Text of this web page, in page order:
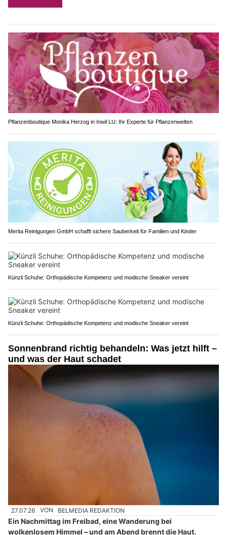
Pflanzenboutique Monika Herzog in Inwil LU: Ihr Experte für Pflanzenwelten
Merita Reinigungen GmbH schafft sichere Sauberkeit für Familien und Kinder
Künzli Schuhe: Orthopädische Kompetenz und modische Sneaker vereint
Künzli Schuhe: Orthopädische Kompetenz und modische Sneaker vereint
Sonnenbrand richtig behandeln: Was jetzt hilft –
und was der Haut schadet
27.07.26 VON BELMEDIA REDAKTION
Ein Nachmittag im Freibad, eine Wanderung bei
wolkenlosem Himmel – und am Abend brennt die Haut.